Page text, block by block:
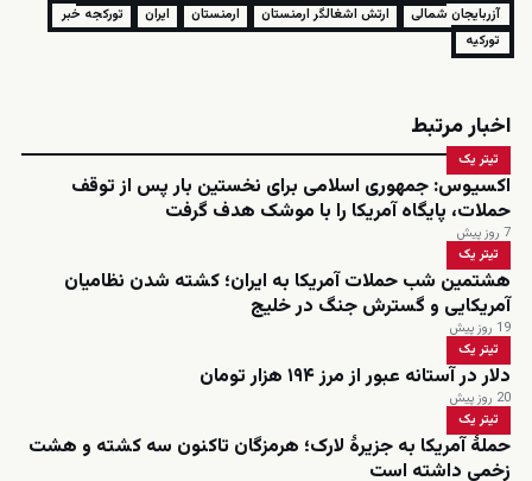
آزربایجان شمالی
ارتش اشغالگر ارمنستان ارمنستان ایران
تورکجه خبر
تورکیه
اخبار مرتبط
تیتر یک
اکسیوس: جمهوری اسلامی برای نخستین بار پس از توقف
حملات، پایگاه آمریکا را با موشک هدف گرفت
7 روز پیش
تیتر یک
هشتمین شب حملات آمریکا به ایران؛ کشته شدن نظامیان
آمریکایی و گسترش جنگ در خلیج
19 روز پیش
تیتر یک
دلار در آستانه عبور از مرز ۱۹۴ هزار تومان
20 روز پیش
تیتر یک
حملۀ آمریکا به جزیرۀ لارک؛ هرمزگان تاکنون سه کشته و هشت
زخمی داشته است